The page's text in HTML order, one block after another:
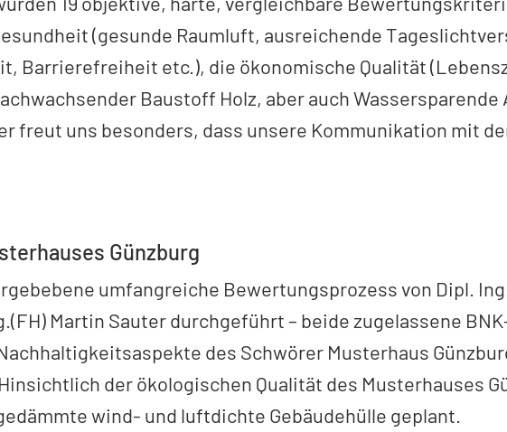
(gesunde Raumluft, ausreichende
Barrierefreiheit etc.), die ökonomische Qualität
Baustoff Holz, aber auch Wassersparende
freut uns besonders, dass unsere Kommunikation mit
Günzburg
umfangreiche Bewertungsprozess von Dipl.
Martin Sauter durchgeführt – beide zugelassene
des Schwörer Musterhaus
der ökologischen Qualität des Musterhauses
wind- und luftdichte Gebäudehülle geplant.